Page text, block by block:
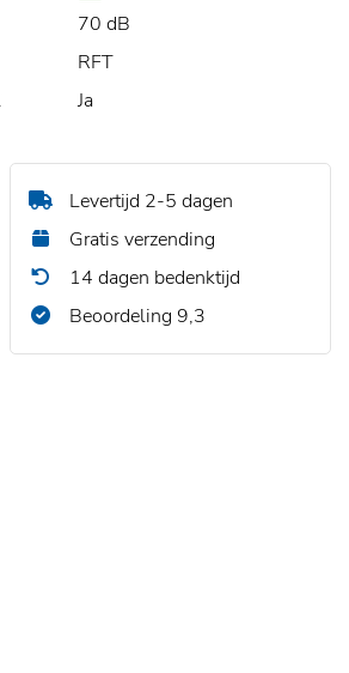
70 dB
RFT
Ja
Levertijd 2-5 dagen
Gratis verzending
14 dagen bedenktijd
Beoordeling 9,3